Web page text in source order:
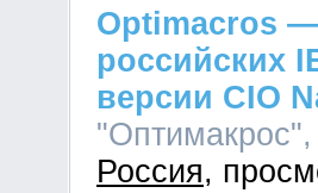
Optimacros —
российских
версии CIO
Россия